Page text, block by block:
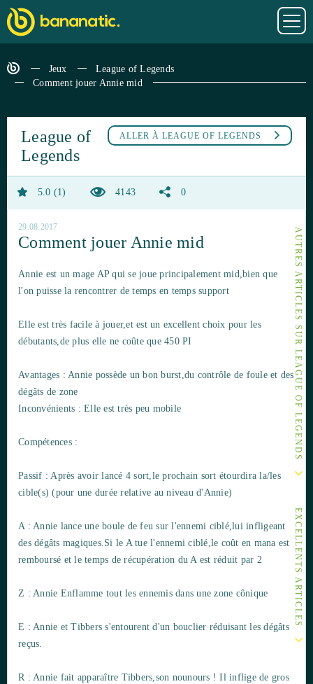
Jeux
League of Legends
Comment jouer Annie mid
AUTRES ARTICLES SUR LEAGUE OF LEGENDS
EXCELLENTS ARTICLES
ALLER À LEAGUE OF LEGENDS
League of
Legends
5.0 1 4143 0
29.08.2017
Comment jouer Annie mid
Annie est un mage AP qui se joue principalement mid,bien que
l'on puisse la rencontrer de temps en temps support
Elle est très facile à jouer,et est un excellent choix pour les
débutants,de plus elle ne coûte que 450 PI
Avantages : Annie possède un bon burst,du contrôle de foule et des
dégâts de zone
Inconvénients : Elle est très peu mobile
Compétences :
Passif : Après avoir lancé 4 sort,le prochain sort étourdira la/les
cible(s) (pour une durée relative au niveau d'Annie)
A : Annie lance une boule de feu sur l'ennemi ciblé,lui infligeant
des dégâts magiques.Si le A tue l'ennemi ciblé,le coût en mana est
remboursé et le temps de récupération du A est réduit par 2
Z : Annie Enflamme tout les ennemis dans une zone cônique
E : Annie et Tibbers s'entourent d'un bouclier réduisant les dégâts
reçus.
R : Annie fait apparaître Tibbers,son nounours ! Il inflige de gros